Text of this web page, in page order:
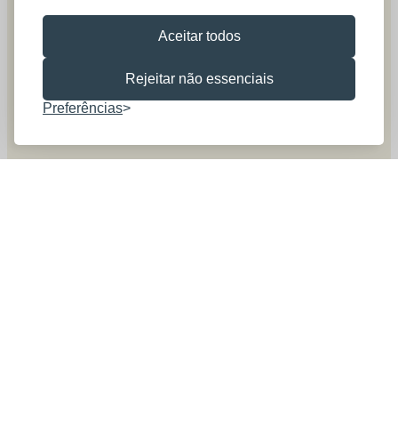
Aceitar todos
Rejeitar não essenciais
Preferências